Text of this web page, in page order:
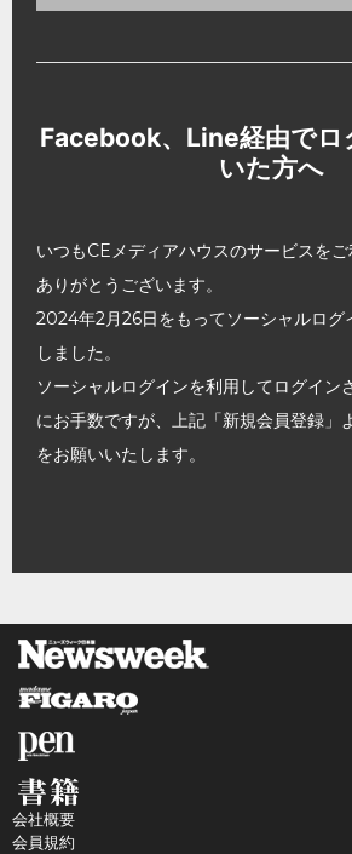
Facebook、Line経由でロ
いた方へ
いつもCEメディアハウスのサービスを
ありがとうございます。
2024年2月26日をもってソーシャルログ
しました。
ソーシャルログインを利用してログイン
にお手数ですが、上記「新規会員登録」
をお願いいたします。
会社概要
会員規約